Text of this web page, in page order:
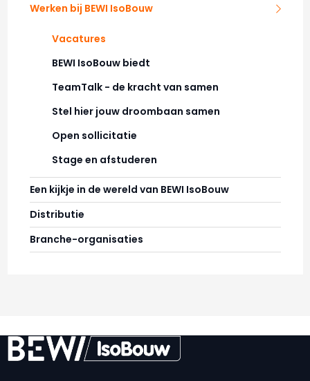
Werken bij BEWI IsoBouw
Vacatures
BEWI IsoBouw biedt
TeamTalk - de kracht van samen
Stel hier jouw droombaan samen
Open sollicitatie
Stage en afstuderen
Een kijkje in de wereld van BEWI IsoBouw
Distributie
Branche-organisaties